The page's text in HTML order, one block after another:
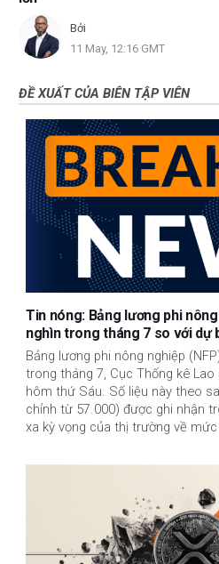
Bởi
11 May, 12:16 GMT
ĐỀ XUẤT CỦA BIÊN TẬP VIÊN
Tin nóng: Bảng lương phi
nghìn trong tháng 7 so với dự
Bảng lương phi nông nghiệp
trong tháng 7, Cục Thống kê
hôm thứ Sáu. Số liệu này theo
chỉnh từ 57.000) được ghi nhận
xa kỳ vọng của thị trường về